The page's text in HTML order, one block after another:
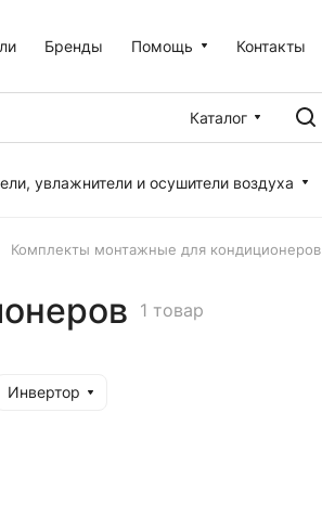
Бренды Помощь Контакты
Каталог
увлажнители и осушители воздуха
Комплекты монтажные для кондиционеров
1 товар
Инвертор